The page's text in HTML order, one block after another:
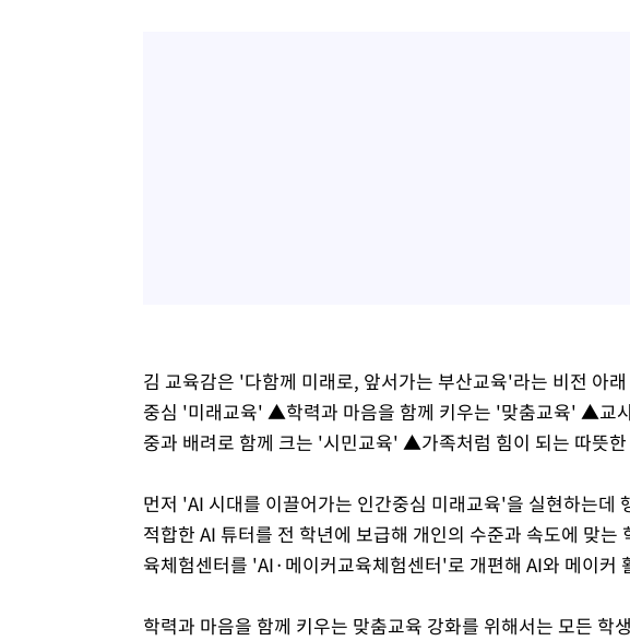
김 교육감은 '다함께 미래로, 앞서가는 부산교육'라는 비전 아
중심 '미래교육' ▲학력과 마음을 함께 키우는 '맞춤교육' ▲교
중과 배려로 함께 크는 '시민교육' ▲가족처럼 힘이 되는 따뜻
먼저 'AI 시대를 이끌어가는 인간중심 미래교육'을 실현하는데
적합한 AI 튜터를 전 학년에 보급해 개인의 수준과 속도에 맞
육체험센터를 'AI·메이커교육체험센터'로 개편해 AI와 메이커
학력과 마음을 함께 키우는 맞춤교육 강화를 위해서는 모든 학